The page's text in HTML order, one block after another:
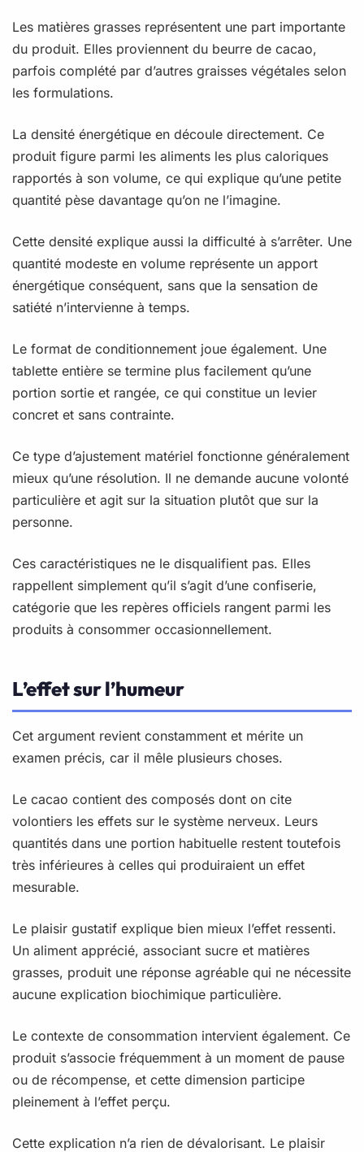
Les matières grasses représentent une part importante
du produit. Elles proviennent du beurre de cacao,
parfois complété par d’autres graisses végétales selon
les formulations.
La densité énergétique en découle directement. Ce
produit figure parmi les aliments les plus caloriques
rapportés à son volume, ce qui explique qu’une petite
quantité pèse davantage qu’on ne l’imagine.
Cette densité explique aussi la difficulté à s’arrêter. Une
quantité modeste en volume représente un apport
énergétique conséquent, sans que la sensation de
satiété n’intervienne à temps.
Le format de conditionnement joue également. Une
tablette entière se termine plus facilement qu’une
portion sortie et rangée, ce qui constitue un levier
concret et sans contrainte.
Ce type d’ajustement matériel fonctionne généralement
mieux qu’une résolution. Il ne demande aucune volonté
particulière et agit sur la situation plutôt que sur la
personne.
Ces caractéristiques ne le disqualifient pas. Elles
rappellent simplement qu’il s’agit d’une confiserie,
catégorie que les repères officiels rangent parmi les
produits à consommer occasionnellement.
L’effet sur l’humeur
Cet argument revient constamment et mérite un
examen précis, car il mêle plusieurs choses.
Le cacao contient des composés dont on cite
volontiers les effets sur le système nerveux. Leurs
quantités dans une portion habituelle restent toutefois
très inférieures à celles qui produiraient un effet
mesurable.
Le plaisir gustatif explique bien mieux l’effet ressenti.
Un aliment apprécié, associant sucre et matières
grasses, produit une réponse agréable qui ne nécessite
aucune explication biochimique particulière.
Le contexte de consommation intervient également. Ce
produit s’associe fréquemment à un moment de pause
ou de récompense, et cette dimension participe
pleinement à l’effet perçu.
Cette explication n’a rien de dévalorisant. Le plaisir